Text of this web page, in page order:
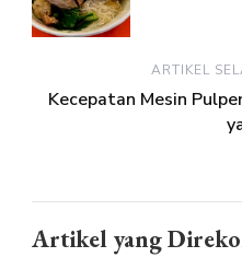
ARTIKEL
Kecepatan Mesin
Artikel yang